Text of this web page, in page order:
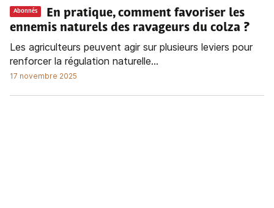
Abonnés
En pratique, comment favoriser les
ennemis naturels des ravageurs du colza ?
Les agriculteurs peuvent agir sur plusieurs leviers pour
renforcer la régulation naturelle...
17 novembre 2025